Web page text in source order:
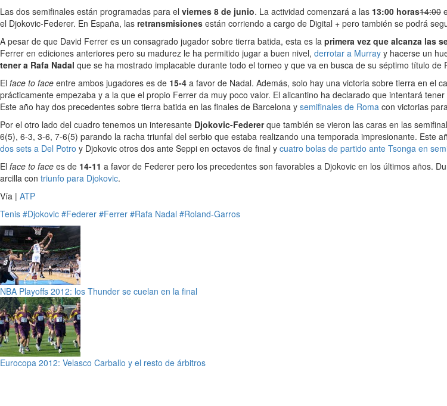
Las dos semifinales están programadas para el viernes 8 de junio. La actividad comenzará a las 13:00 horas14:00
el Djokovic-Federer. En España, las retransmisiones están corriendo a cargo de Digital + pero también se podrá
A pesar de que David Ferrer es un consagrado jugador sobre tierra batida, esta es la primera vez que alcanza las
Ferrer en ediciones anteriores pero su madurez le ha permitido jugar a buen nivel, derrotar a Murray y hacerse un
tener a Rafa Nadal que se ha mostrado implacable durante todo el torneo y que va en busca de su séptimo título de
El face to face entre ambos jugadores es de 15-4 a favor de Nadal. Además, solo hay una victoria sobre tierra en el
prácticamente empezaba y a la que el propio Ferrer da muy poco valor. El alicantino ha declarado que intentará
Este año hay dos precedentes sobre tierra batida en las finales de Barcelona y semifinales de Roma con victorias
Por el otro lado del cuadro tenemos un interesante Djokovic-Federerque también se vieron las caras en las
6(5), 6-3, 3-6, 7-6(5) parando la racha triunfal del serbio que estaba realizando una temporada impresionante. Este
dos sets a Del Potro y Djokovic otros dos ante Seppi en octavos de final y cuatro bolas de partido ante Tsonga en
El face to face es de 14-11 a favor de Federer pero los precedentes son favorables a Djokovic en los últimos años.
arcilla con triunfo para Djokovic.
Vía | ATP
Tenis #Djokovic #Federer #Ferrer #Rafa Nadal #Roland-Garros
NBA Playoffs 2012: los Thunder se cuelan en la final
Eurocopa 2012: Velasco Carballo y el resto de árbitros